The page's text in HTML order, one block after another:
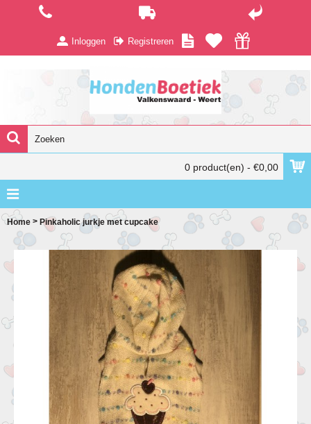
Inloggen Registreren
0 product(en) - €0,00
Home > Pinkaholic jurkje met cupcake